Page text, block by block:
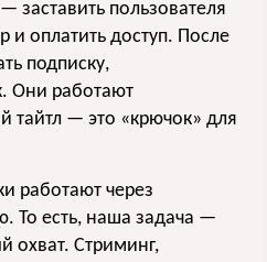
заставить пользователя
и оплатить доступ. После
подписку,
Они работают
тайтл — это «крючок» для
работают через
То есть, наша задача —
охват. Стриминг,